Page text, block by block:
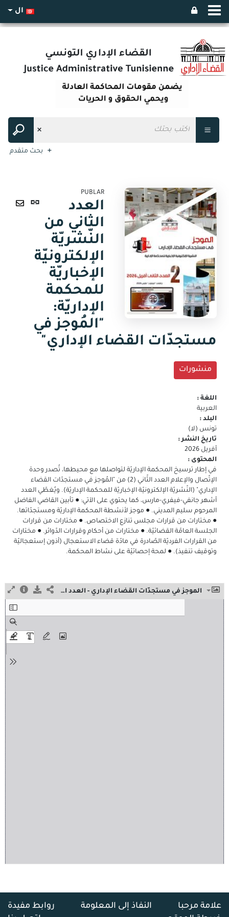
ال
بحث متقدم
ارسال
الالكتروني
PUBLAR
العدد
الثاني من
النّشريّة
الإلكترونيّة
الإخباريّة
للمحكمة
الإداريّة:
"المُوجز في
مستجدّات القضاء الإداري"
منشورات
اللغة :
العربية
البلد :
تونس (لا)
تاريخ النشر :
أفريل 2026
المحتوى :
في إطار ترسيخ المحكمة الإداريّة لتواصلها مع محيطها، تُصدر وحدة
الإتّصال والإعلام العدد الثّاني (2) من "المُوجز في مستجدّات القضاء
الإداري" (النّشريّة الإلكترونيّة الإخباريّة للمحكمة الإداريّة). ويُغطّي العدد
أشهر جانفي-فيفري-مارس، كما يحتوي على الآتي: ● تأبين القاضي الفاضل
المرحوم سليم المديني. ● موجز لأنشطة المحكمة الإداريّة ومستجدّاتها.
● مختارات من قرارات مجلس تنازع الاختصاص. ● مختارات من قرارات
الجلسة العامّة القضائيّة. ● مختارات من أحكام وقرارات الدّوائر. ● مختارات
من القرارات الفرديّة الصّادرة في مادّة قضاء الاستعجال (أذون إستعجاليّة
وتوقيف تنفيذ). ● لمحة إحصائيّة على نشاط المحكمة.
الموجز في مستجدّات القضاء الإداري - العدد الثّاني - أفريل 2026
علامة مرحبا النفاذ إلى المعلومة
روابط مفيدة